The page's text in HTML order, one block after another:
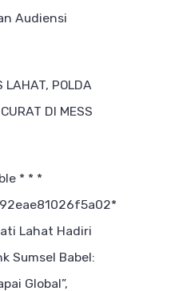
Audiensi
LAHAT, POLDA
DI MESS
* * *
Lahat Hadiri
Sumsel Babel:
Global”,